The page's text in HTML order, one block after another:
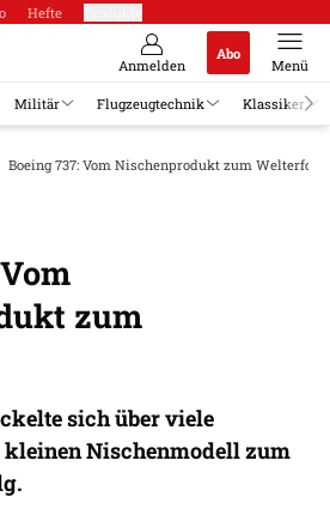
Hefte
Anmelden
Abo
Menü
Militär Flugzeugtechnik Klassiker
Boeing 737: Vom Nischenprodukt zum Welterfolg
zum
sich über viele
kleinen Nischenmodell zum